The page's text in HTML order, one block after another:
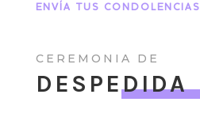
ENVÍA TUS CONDOLENCIAS
CEREMONIA DE
DESPEDIDA